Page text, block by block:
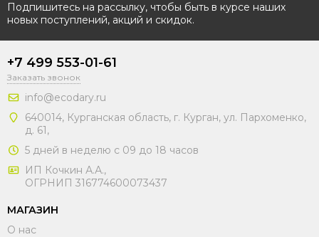
Подпишитесь на рассылку, чтобы быть в курсе наших
новых поступлений, акций и скидок.
+7 499 553-01-61
Заказать звонок
info@ecodary.ru
640014, Курганская область, г. Курган, ул. Пархоменко,
д. 61,
5 дней в неделю с 09 до 18 часов
ИП Кочкин А.А.,
ОГРНИП 316774600073437
МАГАЗИН
О нас